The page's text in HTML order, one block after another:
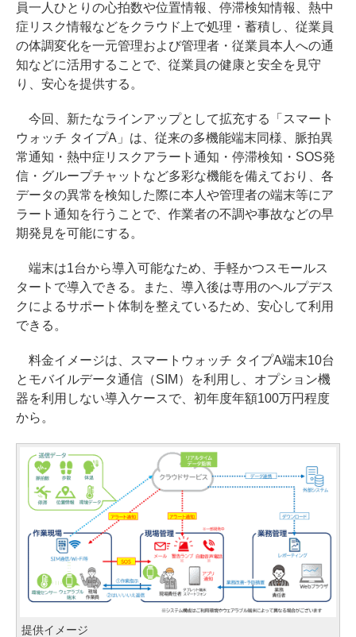
員一人ひとりの心拍数や位置情報、停滞検知情報、熱中
症リスク情報などをクラウド上で処理・蓄積し、従業員
の体調変化を一元管理および管理者・従業員本人への通
知などに活用することで、従業員の健康と安全を見守
り、安心を提供する。
今回、新たなラインアップとして拡充する「スマート
ウォッチ タイプA」は、従来の多機能端末同様、脈拍異
常通知・熱中症リスクアラート通知・停滞検知・SOS発
信・グループチャットなど多彩な機能を備えており、各
データの異常を検知した際に本人や管理者の端末等にア
ラート通知を行うことで、作業者の不調や事故などの早
期発見を可能にする。
端末は1台から導入可能なため、手軽かつスモールス
タートで導入できる。また、導入後は専用のヘルプデス
クによるサポート体制を整えているため、安心して利用
できる。
料金イメージは、スマートウォッチ タイプA端末10台
とモバイルデータ通信（SIM）を利用し、オプション機
器を利用しない導入ケースで、初年度年額100万円程度
から。
提供イメージ